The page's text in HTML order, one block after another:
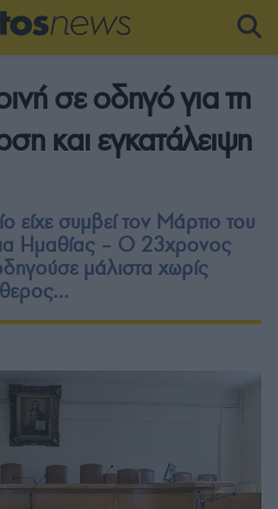
σε οδηγό για τη
και εγκατάλειψη
είχε συμβεί τον Μάρτιο του
Ημαθίας – Ο 23χρονος
μάλιστα χωρίς